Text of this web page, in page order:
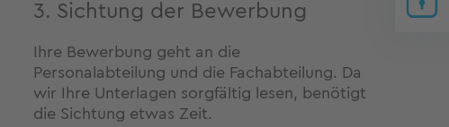
3. Sichtung der Bewerbung
Ihre Bewerbung geht an die
Personalabteilung und die Fachabteilung. Da
wir Ihre Unterlagen sorgfältig lesen, benötigt
die Sichtung etwas Zeit.